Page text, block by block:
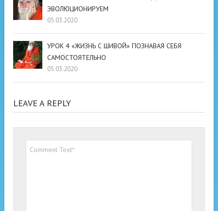
ЭВОЛЮЦИОНИРУЕМ
05.03.2020
УРОК 4 «ЖИЗНЬ С ШИВОЙ» ПОЗНАВАЯ СЕБЯ
САМОСТОЯТЕЛЬНО
05.03.2020
LEAVE A REPLY